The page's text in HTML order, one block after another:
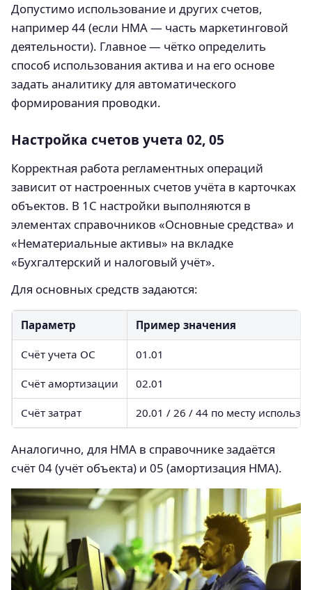
Допустимо использование и других счетов,
например 44 (если НМА — часть маркетинговой
деятельности). Главное — чётко определить
способ использования актива и на его основе
задать аналитику для автоматического
формирования проводки.
Настройка счетов учета 02, 05
Корректная работа регламентных операций
зависит от настроенных счетов учёта в карточках
объектов. В 1С настройки выполняются в
элементах справочников «Основные средства» и
«Нематериальные активы» на вкладке
«Бухгалтерский и налоговый учёт».
Для основных средств задаются:
Параметр Пример значения
Счёт учета ОС 01.01
Счёт амортизации 02.01
Счёт затрат 20.01 / 26 / 44 по месту
Аналогично, для НМА в справочнике задаётся
счёт 04 (учёт объекта) и 05 (амортизация НМА).